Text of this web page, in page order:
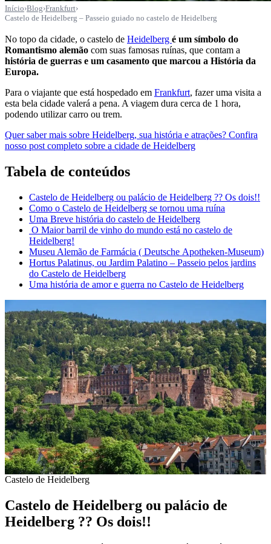
Início›Blog›Frankfurt›
Castelo de Heidelberg – Passeio guiado no castelo de Heidelberg
No topo da cidade, o castelo de Heidelberg é um símbolo do
Romantismo alemão com suas famosas ruínas, que contam a
história de guerras e um casamento que marcou a História da
Europa.
Para o viajante que está hospedado em Frankfurt, fazer uma visita a
esta bela cidade valerá a pena. A viagem dura cerca de 1 hora,
podendo utilizar carro ou trem.
Quer saber mais sobre Heidelberg, sua história e atrações? Confira
nosso post completo sobre a cidade de Heidelberg
Tabela de conteúdos
Castelo de Heidelberg ou palácio de Heidelberg ?? Os dois!!
Como o Castelo de Heidelberg se tornou uma ruína
Uma Breve história do castelo de Heidelberg
O Maior barril de vinho do mundo está no castelo de
Heidelberg!
Museu Alemão de Farmácia ( Deutsche Apotheken-Museum)
Hortus Palatinus, ou Jardim Palatino – Passeio pelos jardins
do Castelo de Heidelberg
Uma história de amor e guerra no Castelo de Heidelberg
Castelo de Heidelberg
Castelo de Heidelberg ou palácio de
Heidelberg ?? Os dois!!